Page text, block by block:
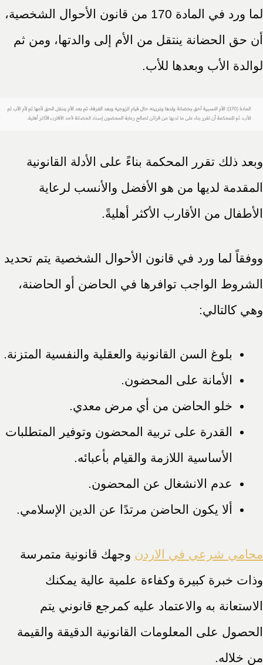
لما ورد في المادة 170 من قانون الأحوال الشخصية،
أن حق الحضانة ينتقل من الأم إلى والدتها، ومن ثم
لوالدة الأب وبعدها للأب.
وبعد ذلك تقرر المحكمة بناءً على الأدلة القانونية
المقدمة لديها من هو الأفضل والأنسب لرعاية
الأطفال من الأقارب الأكثر أهليةً.
ووفقاً لما ورد في قانون الأحوال الشخصية يتم تحديد
الشروط الواجب توافرها في الحاضن أو الحاضنة،
وهي كالتالي:
بلوغ السن القانونية والعقلية والنفسية المتزنة.
الأمانة على المحضون.
خلو الحاضن من أي مرض معدي.
القدرة على تربية المحضون وتوفير المتطلبات
الأساسية اللازمة والقيام بأعبائه.
عدم الانشغال عن المحضون.
ألا يكون الحاضن مرتدًا عن الدين الإسلامي.
محامي شرعي في الاردن وجهك قانونية متمرسة
وذات خبرة كبيرة وكفاءة علمية عالية يمكنك
الاستعانة به والاعتماد عليه كمرجع قانوني يتم
الحصول على المعلومات القانونية الدقيقة والقيمة
من خلاله.